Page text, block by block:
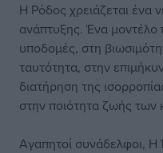
Η Ρόδος χρειάζεται ένα
ανάπτυξης. Ένα μοντέλο
υποδομές, στη
ταυτότητα, στην
διατήρηση της
στην ποιότητα ζωής των
Αγαπητοί συνάδελφοι,